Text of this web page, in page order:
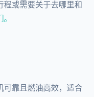
程或需要关于去哪里和
可靠且燃油高效，适合